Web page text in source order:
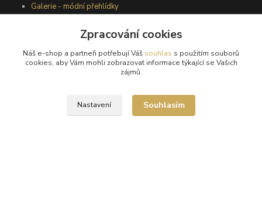
Galerie - módní přehlídky
Podmínky užití webového rozhraní
Obchodní podmínky
Zpracování cookies
Náš e-shop a partneři potřebují Váš souhlas s použitím souborů
cookies, aby Vám mohli zobrazovat informace týkající se Vašich
zájmů.
Nastavení Souhlasím